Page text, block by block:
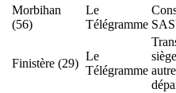
Morbihan
(56)
Le
Télégramme
Finistère (29)
Le
Télégramme autre